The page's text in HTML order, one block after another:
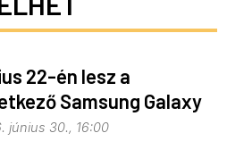
22-én lesz a
Samsung Galaxy
– ez várható
június 30., 16:00